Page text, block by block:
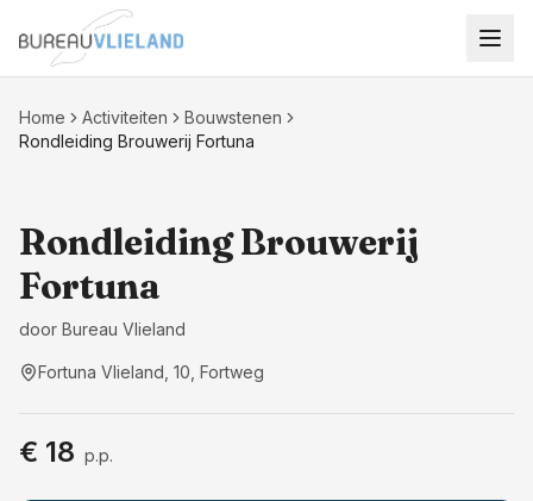
Ga naar hoofdinhoud
Home Activiteiten
Bouwstenen
Rondleiding Brouwerij Fortuna
Rondleiding Brouwerij
Fortuna
door Bureau Vlieland
Fortuna Vlieland, 10, Fortweg
€ 18 p.p.